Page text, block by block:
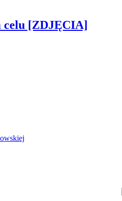
celu [ZDJĘCIA]